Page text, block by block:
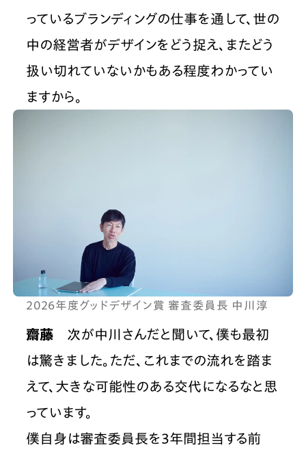
っているブランディングの仕事を通して、世の
中の経営者がデザインをどう捉え、またどう
扱い切れていないかもある程度わかってい
ますから。
2026年度グッドデザイン賞 審査委員長 中川淳
齋藤 次が中川さんだと聞いて、僕も最初
は驚きました。ただ、これまでの流れを踏ま
えて、大きな可能性のある交代になるなと思
っています。
僕自身は審査委員長を3年間担当する前